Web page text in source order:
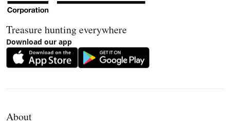
Treasure hunting everywhere
Download our app
About